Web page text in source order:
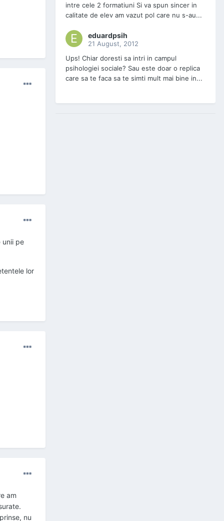
unii pe
lor
am
nu
intre cele 2 formatiuni Si va spun sincer in
calitate de elev am vazut pol care nu s-au...
eduardpsih
21 August, 2012
Ups! Chiar doresti sa intri in campul
psihologiei sociale? Sau este doar o replica
care sa te faca sa te simti mult mai bine in...